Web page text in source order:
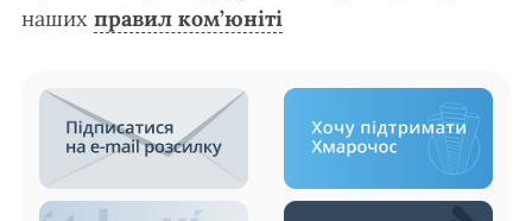
наших правил ком’юніті